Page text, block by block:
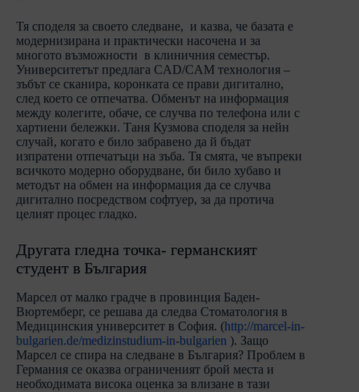
Тя споделя за своето следване, и казва, че базата е
модернизирана и практически насочена и за
многото възможности в клиничния семестър.
Университетът предлага CAD/CAM технология –
зъбът се сканира, коронката се прави дигитално,
след което се отпечатва. Обменът на информация
между колегите, обаче, се случва по телефона или с
хартиени бележки. Таня Кузмова споделя за нейн
случай, когато е било забравено да й бъдат
изпратени отпечатъци на зъба. Тя смята, че въпреки
всичкото модерно оборудване, би било хубаво и
методът на обмен на информация да се случва
дигитално посредством софтуер, за да протича
целият процес гладко.
Другата гледна точка- германският
студент в България
Марсел от малко градче в провинция Баден-
Вюртемберг, се решава да следва Стоматология в
Медицинския университет в София. (http://marcel-in-
bulgarien.de/medizinstudium-in-bulgarien ). Защо
Марсел се спира на следване в България? Проблем в
Германия се оказва ограниченият брой места и
необходимата висока оценка за влизане в тази